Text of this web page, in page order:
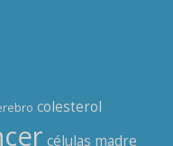
colesterol
células madre